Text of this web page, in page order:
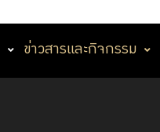
ข่าวสารและกิจกรรม